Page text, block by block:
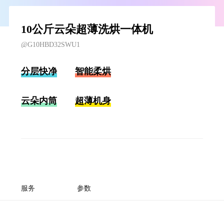
10公斤云朵超薄洗烘一体机
@G10HBD32SWU1
分层快净 智能柔烘
云朵内筒 超薄机身
服务 参数